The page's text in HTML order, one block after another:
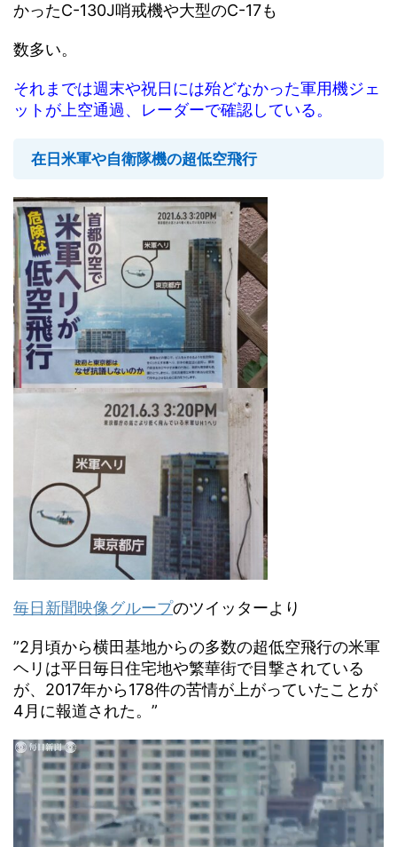
かったC-130J哨戒機や大型のC-17も
数多い。
それまでは週末や祝日には殆どなかった軍用機ジェ
ットが上空通過、レーダーで確認している。
在日米軍や自衛隊機の超低空飛行
毎日新聞映像グループのツイッターより
”2月頃から横田基地からの多数の超低空飛行の米軍
ヘリは平日毎日住宅地や繁華街で目撃されている
が、2017年から178件の苦情が上がっていたことが
4月に報道された。”